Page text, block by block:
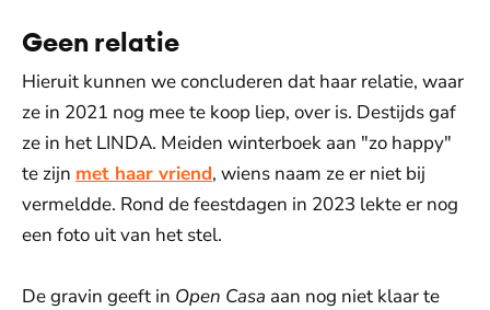
Geen relatie
Hieruit kunnen we concluderen dat haar relatie, waar
ze in 2021 nog mee te koop liep, over is. Destijds gaf
ze in het LINDA. Meiden winterboek aan "zo happy"
te zijn met haar vriend, wiens naam ze er niet bij
vermeldde. Rond de feestdagen in 2023 lekte er nog
een foto uit van het stel.
De gravin geeft in Open Casa aan nog niet klaar te